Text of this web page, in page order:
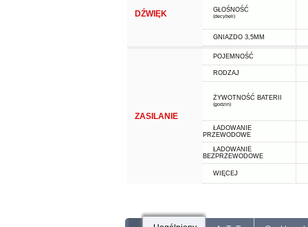
DŹWIĘK GŁOŚNOŚĆ
(decybeli)
GNIAZDO 3,5MM
ZASILANIE
POJEMNOŚĆ
RODZAJ
ŻYWOTNOŚĆ BATERII
(godzin)
ŁADOWANIE
PRZEWODOWE
ŁADOWANIE
BEZPRZEWODOWE
WIĘCEJ